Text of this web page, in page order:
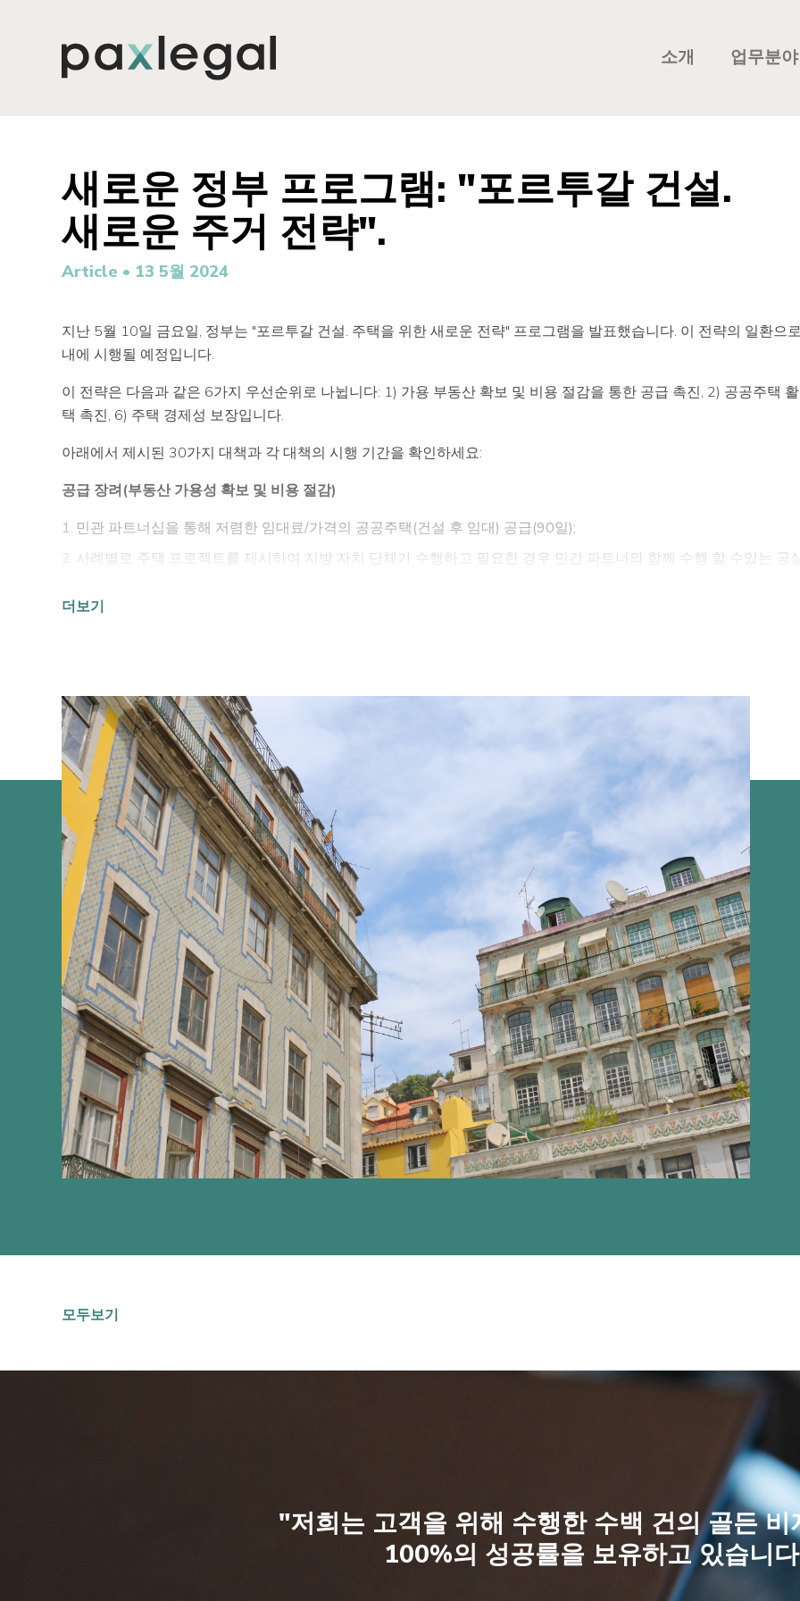
소개 업무분야
새로운 정부 프로그램: "포르투갈 건설.
새로운 주거 전략".
Article • 13 5월 2024
지난 5월 10일 금요일, 정부는 "포르투갈 건설. 주택을 위한 새로운 전략" 프로그램을 발표했습니다. 이 전략의 일환
내에 시행될 예정입니다.
이 전략은 다음과 같은 6가지 우선순위로 나뉩니다: 1) 가용 부동산 확보 및 비용 절감을 통한 공급 촉진, 2) 공공주택
택 촉진, 6) 주택 경제성 보장입니다.
아래에서 제시된 30가지 대책과 각 대책의 시행 기간을 확인하세요:
공급 장려(부동산 가용성 확보 및 비용 절감)
민관 파트너십을 통해 저렴한 임대료/가격의 공공주택(건설 후 임대) 공급(90일);
사례별로 주택 프로젝트를 제시하여 지방 자치 단체가 수행하고 필요한 경우 민간 파트너와 함께 수행 할 수있는
지속 가능한 주택 솔루션 (통제된 비용, 저렴한 임대료, 임시 숙소 또는 교사, 보안직, 농업 및 산업 근로자 및 관광 부
지속 가능한 도시 계획과 교통수단 제공과 연계한 도시 압박 지역 주변의 새로운 도심(120일 내 연구);
공공 토지 제공과 함께 협동조합 건설에 대한 국가 신용 보증(90일);
건설 후 임대를 촉진하기위한 신용 한도 (60 일);
생산 능력의 안정성, 공정의 산업화, 거주 노동력의 유치 및 자격을 포함하여 건설 능력을 높이기 위해 해당 부문의 에
주택 재건축 및 건설 공사에 대한 부가가치세를 최소 6%로 인하하되, 가격에 따라 제한을 둠(입법 종료 시까지);
공공 주택 홍보
복구 및 복원 계획(PRR)에 따라 25,000채의 주택 차단을 해제하고 지방 의회의 책임 기간을 채택하여 처리 속도를
RRP에 자금이 지원되지 않은 수천 개의 다른 후보 화재를 개발할 수 있도록 자금 지원 확대(30일);
저렴한 임대료 프로그램에 따라 주택을 완공하는 데 있어 공공주택건설공사(Construção Pública EPE, 구 Parque
임대차에 대한 신뢰 회복
재산권을 존중하여 강제 임대를 취소합니다(10일);
주거 보장 조치 취소 및 국가를 임차인으로 교체 (30 일);
임대 시장에 대한 유연성과 신뢰를 회복하기 위해 지난 8 년 동안 도시 임대 제도에 도입된 왜곡을 수정합니다 (실무
건설 후 임대 및 임대 가능 주택에 대한 투자 계약서 작성;
법률 간소화
BIM (빌딩 정보 모델링) 방법론의 사용을 구현하고 지방 자치 단체 라이센스 플랫폼을 경제 주체와의 인터페이스에
지역 숙박에 대한 특별 기여금(CEAL), 면허 만료 및 양도 가능성, 노령화 계수 변경을 폐지하고 규제를 지방 자치 단
투명성을 높이기 위해 신청 절차를 모니터링하기 위한 IHRU(Instituto da Habitação e Reabilitação Urbana) 포털 생
35세 이하 청년의 첫 주택 구입에 대한 IMT 및 인지세 면제, 즉 최대 316,000유로(15일)까지 IMT 4분위까지의 부
청년의 경제적 현실을 최우선으로 고려하여 임대료 한도(15일)에 따른 제외를 폐지하는 포르타 65 임대 지원 프로그
더보기
모두보기
"저희는 고객을 위해 수행한 수백 건의 골든 비
100%의 성공률을 보유하고 있습니